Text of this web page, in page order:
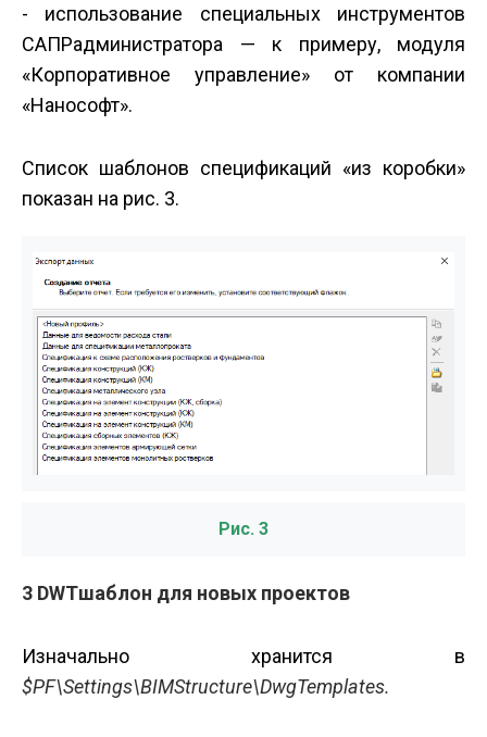
- использование специальных инструментов
САПР­администратора — к примеру, модуля
«Корпоративное управление» от компании
«Нанософт».
Список шаблонов спецификаций «из коробки»
показан на рис. 3.
Рис. 3
3 DWT­шаблон для новых проектов
Изначально хранится в
$PF\Settings\BIMStructure\DwgTemplates.